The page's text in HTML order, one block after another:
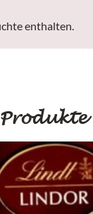
enthalten.